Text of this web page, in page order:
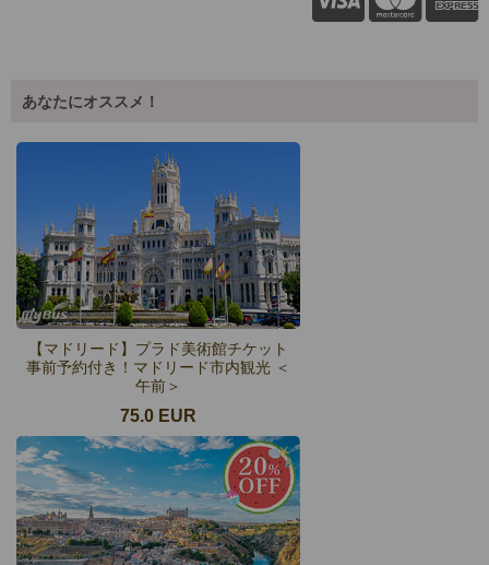
あなたにオススメ！
【マドリード】プラド美術館チケット
事前予約付き！マドリード市内観光 ＜
午前＞
75.0 EUR